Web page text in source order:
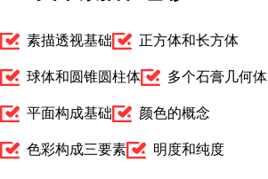
素描透视基础 正方体和长方体
球体和圆锥圆柱体 多个石膏几何体
平面构成基础 颜色的概念
色彩构成三要素 明度和纯度